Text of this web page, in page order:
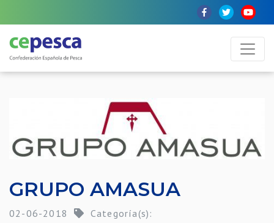
GRUPO AMASUA
02-06-2018 Categoría(s):